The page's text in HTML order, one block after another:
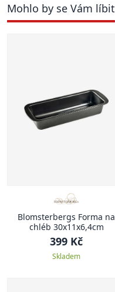
Mohlo by se Vám líbit
Blomsterbergs Forma na
chléb 30x11x6,4cm
399 Kč
Skladem